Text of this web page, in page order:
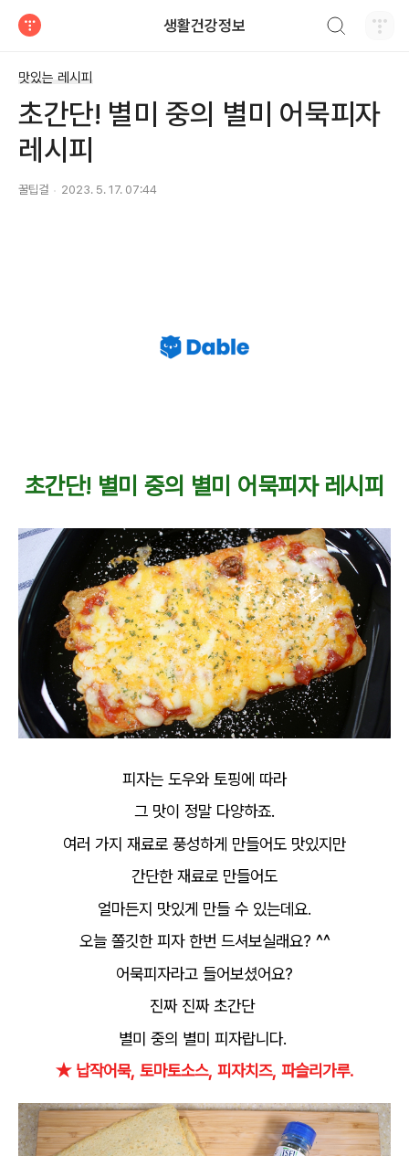
생활건강정보
맛있는 레시피
초간단! 별미 중의 별미 어묵피자
레시피
꿀팁걸 2023. 5. 17. 07:44
초간단! 별미 중의 별미 어묵피자 레시피
피자는 도우와 토핑에 따라
그 맛이 정말 다양하죠.
여러 가지 재료로 풍성하게 만들어도 맛있지만
간단한 재료로 만들어도
얼마든지 맛있게 만들 수 있는데요.
오늘 쫄깃한 피자 한번 드셔보실래요? ^^
어묵피자라고 들어보셨어요?
진짜 진짜 초간단
별미 중의 별미 피자랍니다.
★ 납작어묵, 토마토소스, 피자치즈, 파슬리가루.